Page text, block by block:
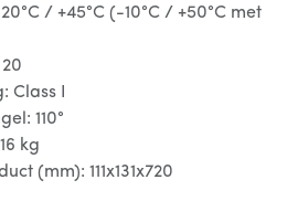
/ +45°C (-10°C / +50°C met
Class I
110°
kg
(mm): 111x131x720